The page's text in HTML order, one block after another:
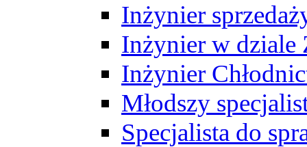
Inżynier
Inżynier w dziale
Inżynier
Młodszy
Specjalista do